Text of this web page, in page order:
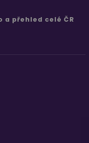
a přehled celé ČR